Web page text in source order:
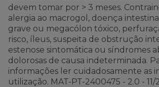
devem tomar por > 3 meses.
alergia ao macrogol, doença
grave ou megacólon tóxico,
risco, íleus, suspeita de obstrução
estenose sintomática ou síndromes
dolorosas de causa indeterminada.
informações ler cuidadosamente as
utilização. MAT-PT-2400475 - 2.0 - 11/